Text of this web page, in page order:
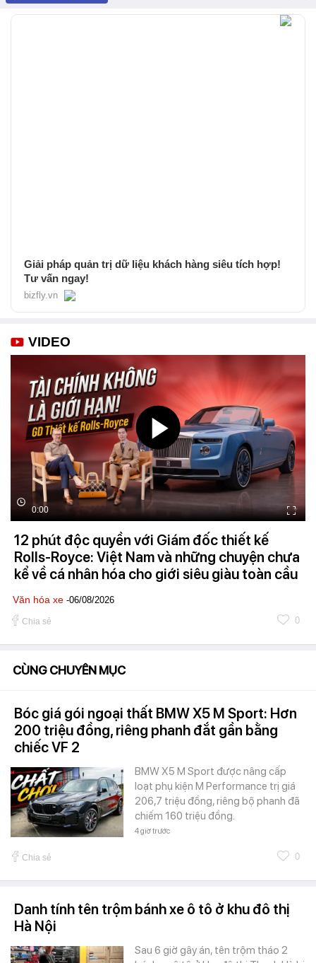
Giải pháp quản trị dữ liệu khách hàng siêu tích hợp!
Tư vấn ngay!
bizfly.vn
VIDEO
0:00
12 phút độc quyền với Giám đốc thiết kế
Rolls-Royce: Việt Nam và những chuyện chưa
kể về cá nhân hóa cho giới siêu giàu toàn cầu
Văn hóa xe -06/08/2026
Chia sẻ 0
CÙNG CHUYÊN MỤC
Bóc giá gói ngoại thất BMW X5 M Sport: Hơn
200 triệu đồng, riêng phanh đắt gần bằng
chiếc VF 2
BMW X5 M Sport được nâng cấp
loạt phụ kiện M Performance trị giá
206,7 triệu đồng, riêng bộ phanh đã
chiếm 160 triệu đồng.
4 giờ trước
Chia sẻ 0
Danh tính tên trộm bánh xe ô tô ở khu đô thị
Hà Nội
Sau 6 giờ gây án, tên trộm tháo 2